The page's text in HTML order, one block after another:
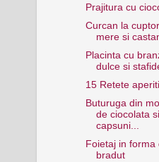
Prajitura cu
Curcan la
mere si
Placinta cu
dulce si
15 Retete
Buturuga din
de ciocolata
capsuni...
Foietaj in forma
bradut